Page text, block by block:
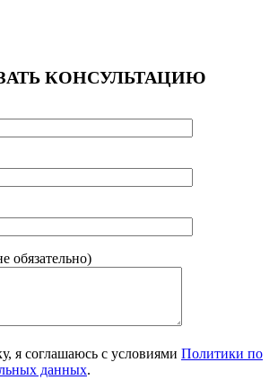
КОНСУЛЬТАЦИЮ
обязательно)
я соглашаюсь с условиями Политики по
данных.